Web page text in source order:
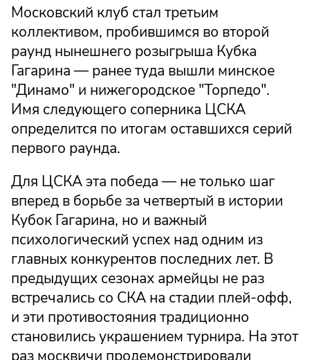
Московский клуб стал третьим
коллективом, пробившимся во второй
раунд нынешнего розыгрыша Кубка
Гагарина — ранее туда вышли минское
"Динамо" и нижегородское "Торпедо".
Имя следующего соперника ЦСКА
определится по итогам оставшихся серий
первого раунда.
Для ЦСКА эта победа — не только шаг
вперед в борьбе за четвертый в истории
Кубок Гагарина, но и важный
психологический успех над одним из
главных конкурентов последних лет. В
предыдущих сезонах армейцы не раз
встречались со СКА на стадии плей-офф,
и эти противостояния традиционно
становились украшением турнира. На этот